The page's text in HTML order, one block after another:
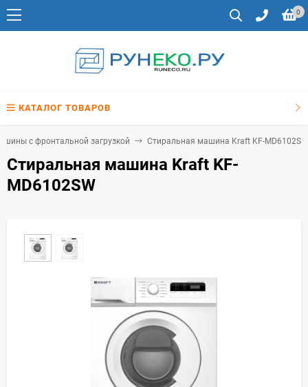
0
КАТАЛОГ ТОВАРОВ
с фронтальной загрузкой Стиральная машина Kraft KF-MD6102SW
Стиральная машина Kraft KF-
MD6102SW